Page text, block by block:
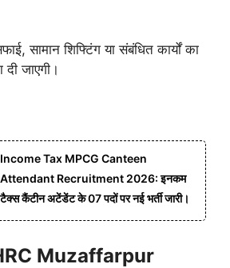
सामान शिफ्टिंग या संबंधित कार्यों का
जाएगी।
Income Tax MPCG Canteen
Attendant Recruitment 2026: इनकम
टैक्स कैंटीन अटेंडेंट के 07 पदों पर नई भर्ती जारी।
Muzaffarpur